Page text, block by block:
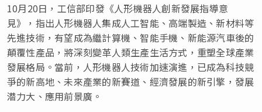
10月20日，工信部印發《人形機器人創新發展指導意
見》，指出人形機器人集成人工智能、高端製造、新材料等
先進技術，有望成為繼計算機、智能手機、新能源汽車後的
顛覆性產品，將深刻變革人類生產生活方式，重塑全球產業
發展格局。當前，人形機器人技術加速演進，已成為科技競
爭的新高地、未來產業的新賽道、經濟發展的新引擎，發展
潜力大、應用前景廣。